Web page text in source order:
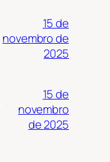
15 de
novembro de
2025
15 de
novembro
de 2025